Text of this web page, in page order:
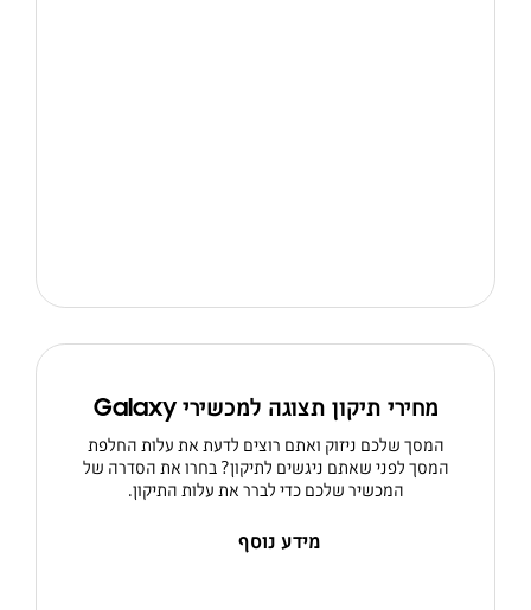
מחירי תיקון תצוגה למכשירי Galaxy
המסך שלכם ניזוק ואתם רוצים לדעת את עלות החלפת
המסך לפני שאתם ניגשים לתיקון? בחרו את הסדרה של
המכשיר שלכם כדי לברר את עלות התיקון.
מידע נוסף